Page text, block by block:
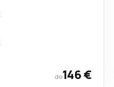
de146 €